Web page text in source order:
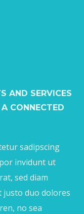
AND SERVICES
CONNECTED
sadipscing
invidunt ut
sed diam
justo duo dolores
no sea